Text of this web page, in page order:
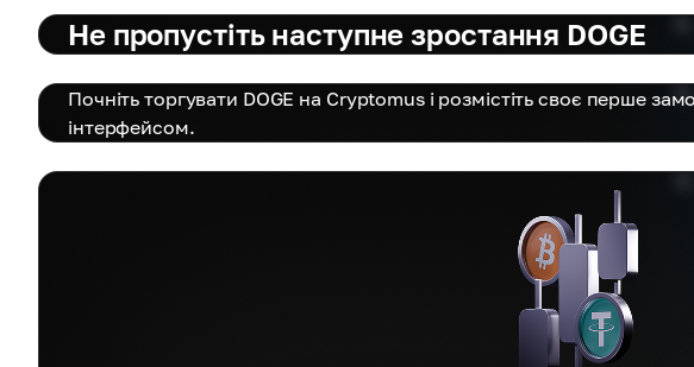
Не пропустіть наступне зростання DOGE
Почніть торгувати DOGE на Cryptomus і розмістіть своє перше
інтерфейсом.